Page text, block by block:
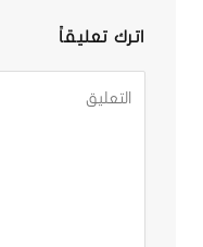
اترك تعليقاً